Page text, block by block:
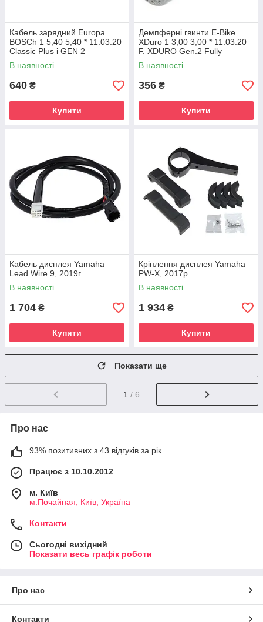
Кабель зарядний Europa
BOSCh 1 5,40 5,40 * 11.03.20
Classic Plus і GEN 2
В наявності
640 ₴
Купити
Демпферні гвинти E-Bike
XDuro 1 3,00 3,00 * 11.03.20
F. XDURO Gen.2 Fully
В наявності
356 ₴
Купити
Кабель дисплея Yamaha
Lead Wire 9, 2019г
В наявності
1 704 ₴
Купити
Кріплення дисплея Yamaha
PW-X, 2017р.
В наявності
1 934 ₴
Купити
Показати ще
1 / 6
Про нас
93% позитивних з 43 відгуків за рік
Працює з 10.10.2012
м. Київ
м.Почайная, Київ, Україна
Контакти
Сьогодні вихідний
Показати весь графік роботи
Про нас
Контакти